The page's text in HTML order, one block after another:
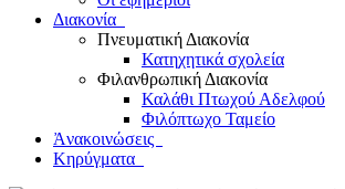
Διακονία
Πνευματική Διακονία
Κατηχητικά σχολεία
Φιλανθρωπική Διακονία
Καλάθι Πτωχού Αδελφού
Φιλόπτωχο Ταμείο
Ἀνακοινώσεις
Κηρύγματα